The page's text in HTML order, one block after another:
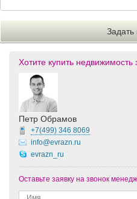
Хотите купить недвижимость
Петр Обрамов
+7(499) 346 8069
info@evrazn.ru
evrazn_ru
Оставьте заявку на звонок